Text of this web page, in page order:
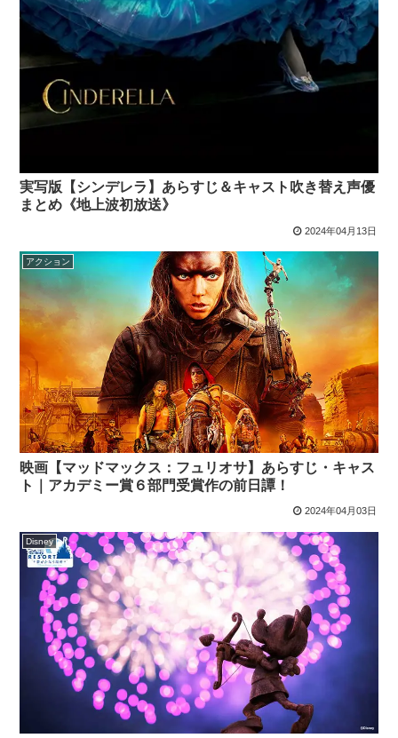
実写版【シンデレラ】あらすじ＆キャスト吹き替え声優
まとめ《地上波初放送》
2024年04月13日
アクション
映画【マッドマックス：フュリオサ】あらすじ・キャス
ト｜アカデミー賞６部門受賞作の前日譚！
2024年04月03日
Disney